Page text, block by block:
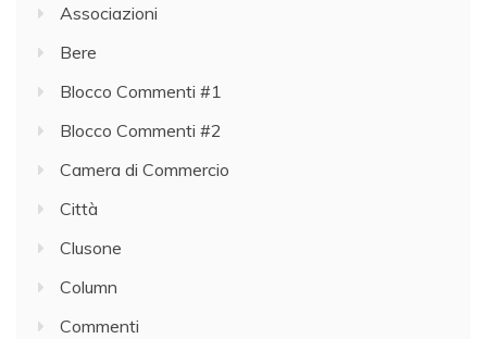
Associazioni
Bere
Blocco Commenti #1
Blocco Commenti #2
Camera di Commercio
Città
Clusone
Column
Commenti